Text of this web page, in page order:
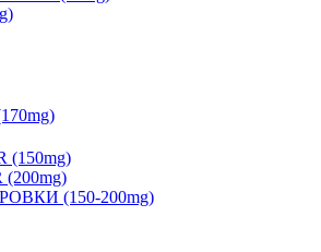
(150mg)
(200mg)
(150-200mg)